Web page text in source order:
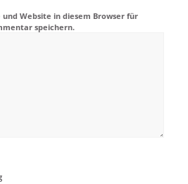
und Website in diesem Browser für
speichern.